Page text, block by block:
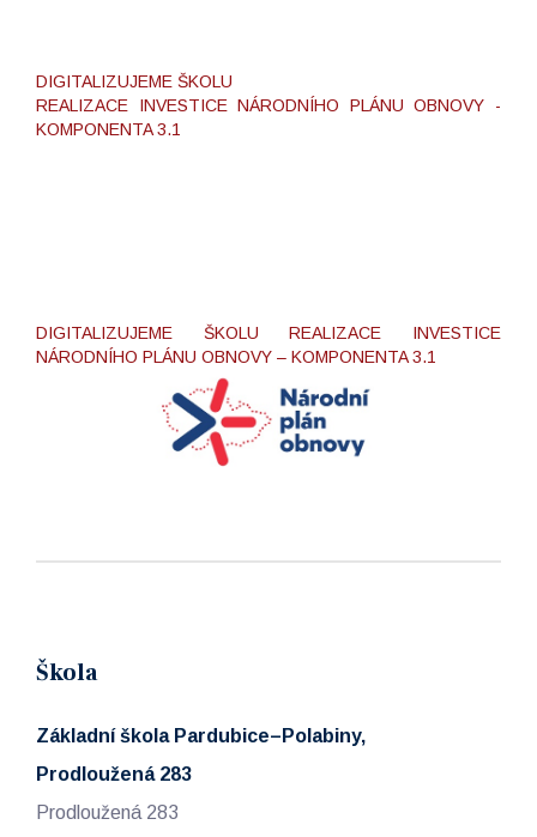
DIGITALIZUJEME ŠKOLU
REALIZACE INVESTICE NÁRODNÍHO PLÁNU OBNOVY -
KOMPONENTA 3.1
DIGITALIZUJEME ŠKOLU REALIZACE INVESTICE
NÁRODNÍHO PLÁNU OBNOVY – KOMPONENTA 3.1
Škola
Základní škola Pardubice–Polabiny,
Prodloužená 283
Prodloužená 283